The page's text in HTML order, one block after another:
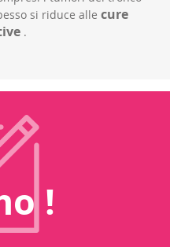
si riduce alle cure
.
!